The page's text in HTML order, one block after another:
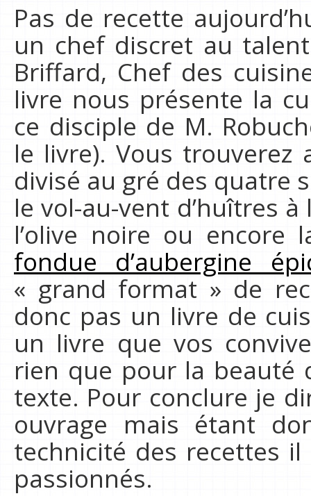
Pas de recette
un chef discret au
Briffard, Chef des
livre nous présente la
ce disciple de M.
le livre). Vous
divisé au gré des quatre
le vol-au-vent d’huîtres
l’olive noire ou encore
fondue d’aubergine
« grand format » de
donc pas un livre de
un livre que vos
rien que pour la beauté
texte. Pour conclure je
ouvrage mais étant
technicité des recettes
passionnés.